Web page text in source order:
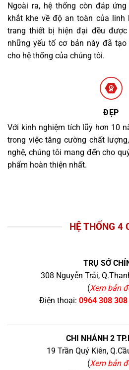
Ngoài ra, hệ thống còn đáp
khắt khe về độ an toàn của linh
trang thiết bị hiện đại đều được
những yếu tố cơ bản này đã
cho hệ thống của chúng tôi.
ĐẸP
Với kinh nghiệm tích lũy hơn 10
trong việc tăng cường chất
nghệ, chúng tôi mang đến cho
phẩm hoàn thiện nhất.
HỆ THỐNG 4
TRỤ SỞ
308 Nguyễn Trãi,
(Xem bản
Điện thoại: 0964 308 308
CHI NHÁNH 2
19 Trần Quý Kiên,
(Xem bản